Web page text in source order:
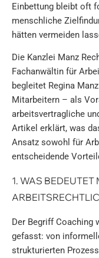
Einbettung bleibt oft
menschliche
hätten vermeiden
Die Kanzlei Manz
Fachanwältin für
begleitet Regina
Mitarbeitern – als
arbeitsvertragliche
Artikel erklärt, was
Ansatz sowohl für
entscheidende
1. WAS
Der Begriff Coaching
gefasst: von
strukturierten